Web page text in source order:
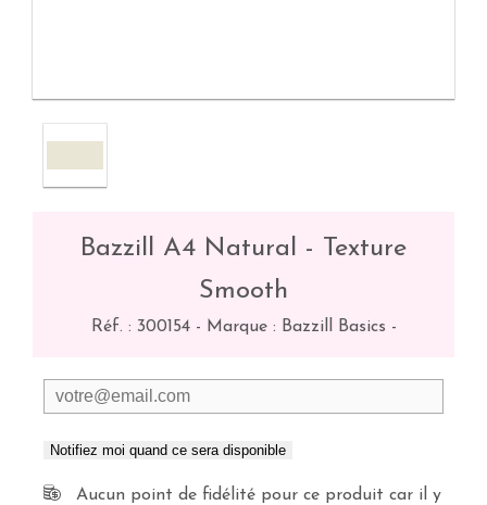
Bazzill A4 Natural - Texture
Smooth
Réf. : 300154- Marque : Bazzill Basics -
Notifiez moi quand ce sera disponible
Aucun point de fidélité pour ce produit car il y